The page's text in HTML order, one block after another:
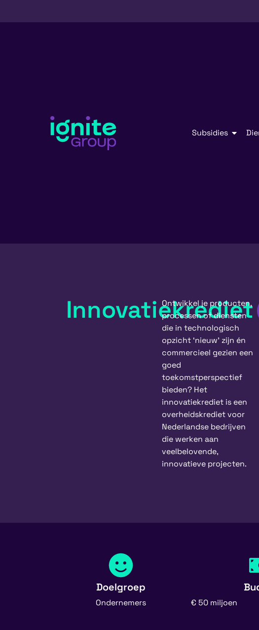
Subsidies
Innovatiekrediet
Ontwikkel je producten,
processen of diensten
die in technologisch
opzicht ‘nieuw’ zijn én
commercieel gezien een
goed
toekomstperspectief
bieden? Het
innovatiekrediet is een
overheidskrediet voor
Nederlandse bedrijven
die werken aan
veelbelovende,
innovatieve projecten.
Doelgroep
Ondernemers € 50 miljoen